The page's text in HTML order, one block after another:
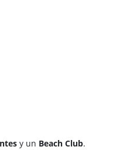
y un Beach Club.